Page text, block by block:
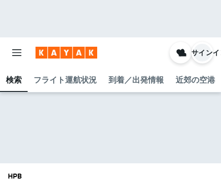
検索 フライト運航状況 到着／出発情報 近郊の空港
サイン
HPB